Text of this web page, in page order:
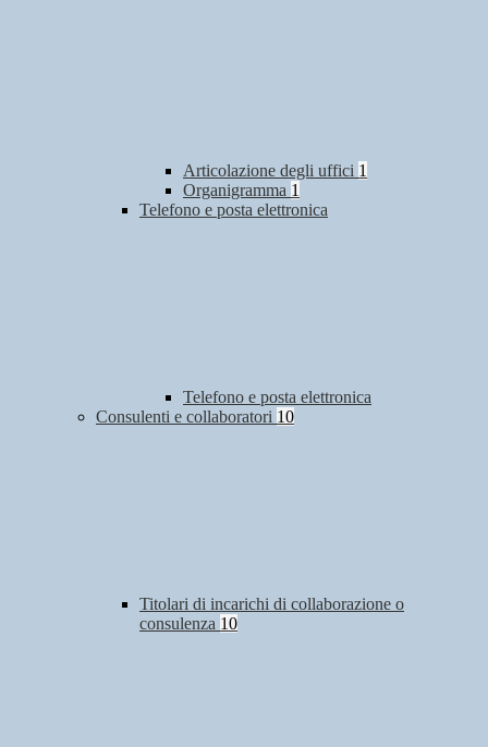
Articolazione degli uffici 1
Organigramma 1
Telefono e posta elettronica
Telefono e posta elettronica
Consulenti e collaboratori 10
Titolari di incarichi di collaborazione o
consulenza 10